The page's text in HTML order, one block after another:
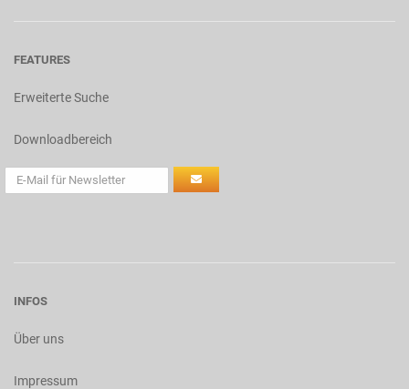
FEATURES
Erweiterte Suche
Downloadbereich
INFOS
Über uns
Impressum